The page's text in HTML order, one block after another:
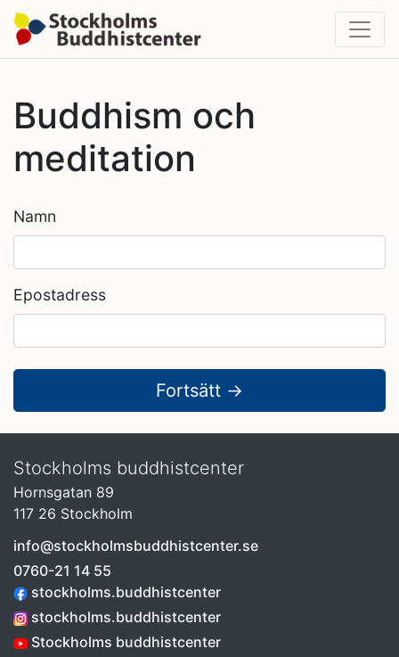
Buddhism och
meditation
Namn
Epostadress
Fortsätt →
Stockholms buddhistcenter
Hornsgatan 89
117 26 Stockholm
info@stockholmsbuddhistcenter.se
0760-21 14 55
stockholms.buddhistcenter
stockholms.buddhistcenter
Stockholms buddhistcenter